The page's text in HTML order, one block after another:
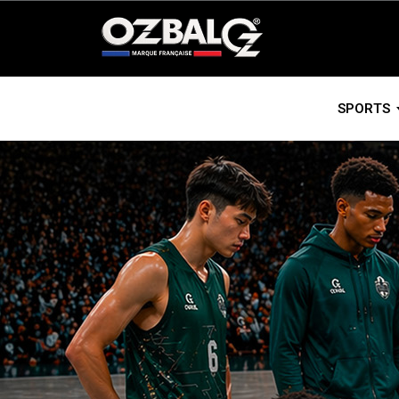
SPORTS
HANDBALL
FOOTBALL
GOLF
RUGBY